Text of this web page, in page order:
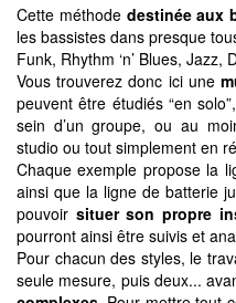
Cette méthode destinée aux
les bassistes dans presque
Funk, Rhythm ‘n’ Blues,
Vous trouverez donc ici une
peuvent être étudiés “en
sein d’un groupe, ou au
studio ou tout simplement en
Chaque exemple propose la
ainsi que la ligne de batterie
pouvoir situer son propre
pourront ainsi être suivis et
Pour chacun des styles, le
seule mesure, puis deux...